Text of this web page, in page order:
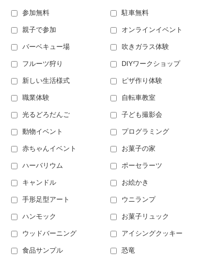
参加無料 駐車無料
親子で参加 オンラインイベント
バーベキュー場 吹きガラス体験
フルーツ狩り DIYワークショップ
新しい生活様式 ピザ作り体験
職業体験 自転車教室
光るどろだんご 子ども撮影会
動物イベント プログラミング
赤ちゃんイベント お菓子の家
ハーバリウム ポーセラーツ
キャンドル お絵かき
手形足型アート ウニランプ
ハンモック お菓子リュック
ウッドバーニング アイシングクッキー
食品サンプル 恐竜